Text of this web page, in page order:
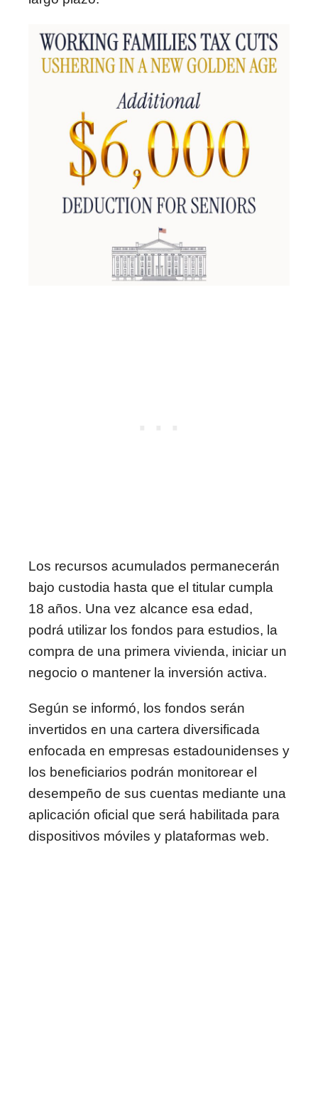
Los recursos acumulados permanecerán
bajo custodia hasta que el titular cumpla
18 años. Una vez alcance esa edad,
podrá utilizar los fondos para estudios, la
compra de una primera vivienda, iniciar un
negocio o mantener la inversión activa.
Según se informó, los fondos serán
invertidos en una cartera diversificada
enfocada en empresas estadounidenses y
los beneficiarios podrán monitorear el
desempeño de sus cuentas mediante una
aplicación oficial que será habilitada para
dispositivos móviles y plataformas web.